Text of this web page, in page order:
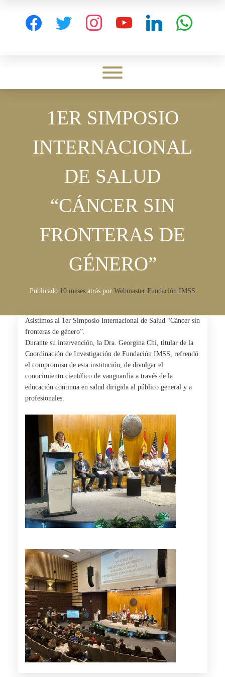
facebook twitter instagram youtube linkedin whatsapp
Toggle menu visibility.
1ER SIMPOSIO
INTERNACIONAL
DE SALUD
“CÁNCER SIN
FRONTERAS DE
GÉNERO”
Publicado 10 meses atrás por Webmaster Fundación IMSS
Asistimos al 1er Simposio Internacional de Salud “Cáncer sin
fronteras de género”.
Durante su intervención, la Dra. Georgina Chi, titular de la
Coordinación de Investigación de Fundación IMSS, refrendó
el compromiso de esta institución, de divulgar el
conocimiento científico de vanguardia a través de la
educación continua en salud dirigida al público general y a
profesionales.